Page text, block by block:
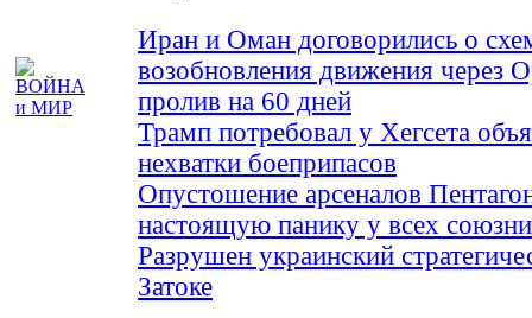
Иран и Оман договорились о
возобновления движения через
пролив на 60 дней
Трамп потребовал у Хегсета
нехватки боеприпасов
Опустошение арсеналов
настоящую панику у всех
Разрушен украинский
Затоке